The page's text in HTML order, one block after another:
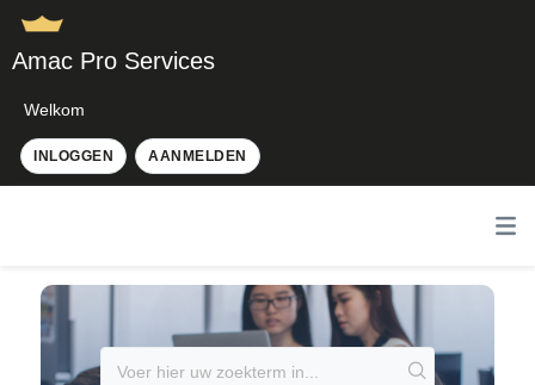
Amac Pro Services
Welkom
INLOGGEN AANMELDEN